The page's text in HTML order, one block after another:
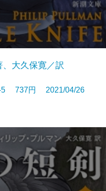
大久保寛／訳
5 737円 2021/04/26